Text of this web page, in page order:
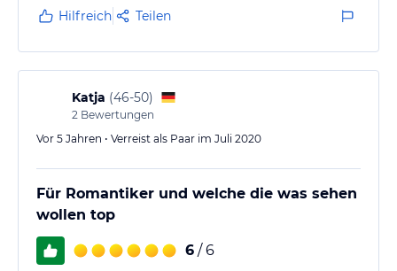
Hilfreich Teilen
Katja (46-50)
2 Bewertungen
Vor 5 Jahren • Verreist als Paar im Juli 2020
Für Romantiker und welche die was sehen
wollen top
6 / 6